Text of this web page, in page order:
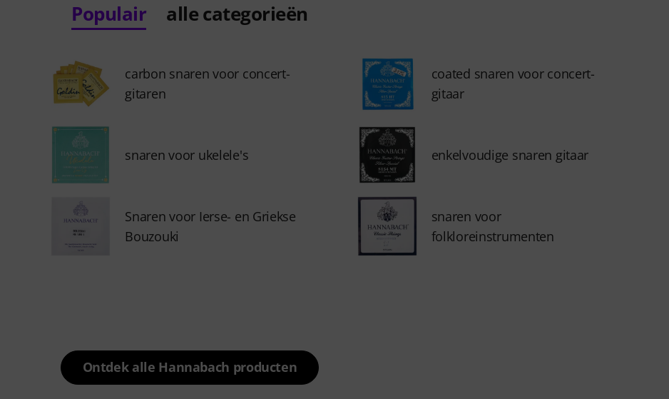
Populair alle categorieën
carbon snaren voor concert-
gitaren
coated snaren voor concert-
gitaar
snaren voor ukelele's enkelvoudige snaren gitaar
Snaren voor Ierse- en Griekse
Bouzouki
snaren voor
folkloreinstrumenten
Ontdek alle Hannabach producten